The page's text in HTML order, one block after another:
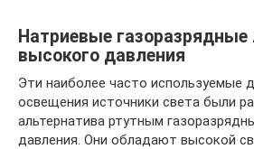
Натриевые
высокого давления
Эти наиболее часто используемые
освещения источники света были
альтернатива ртутным
давления. Они обладают высокой